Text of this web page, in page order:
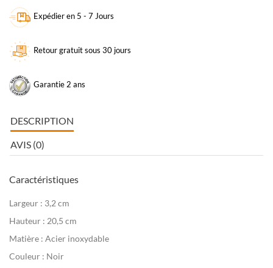
Expédier en 5 - 7 Jours
Retour gratuit sous 30 jours
Garantie 2 ans
DESCRIPTION
AVIS (0)
Caractéristiques
Largeur : 3,2 cm
Hauteur : 20,5 cm
Matière : Acier inoxydable
Couleur : Noir